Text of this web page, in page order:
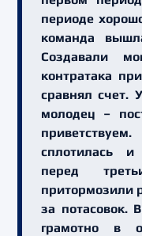
периоде
команда
Создавали
контратака
сравнял счет.
молодец –
сплотилась
перед
притормозили
за потасовок.
грамотно в